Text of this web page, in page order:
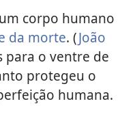
corpo humano
da morte. (João
para o ventre de
protegeu o
humana.